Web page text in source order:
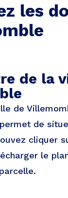
les
de la
de
de
cliquer
le